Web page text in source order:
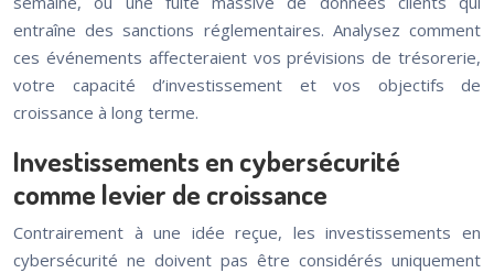
entraîne des sanctions réglementaires. Analysez comment
ces événements affecteraient vos prévisions de trésorerie,
votre capacité d’investissement et vos objectifs de
croissance à long terme.
Investissements en cybersécurité
comme levier de croissance
Contrairement à une idée reçue, les investissements en
cybersécurité ne doivent pas être considérés uniquement